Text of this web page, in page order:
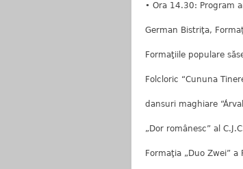
• Ora 14.30: Program
German Bistriţa,
Formaţiile populare
Folcloric “Cununa
dansuri maghiare
„Dor românesc” al
Formaţia „Duo Zwei” a